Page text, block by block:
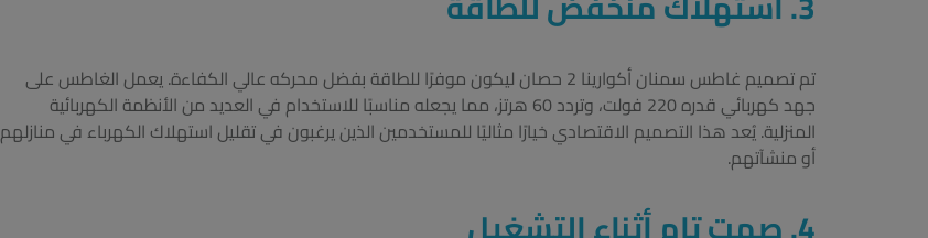
تم تصميم غاطس سمنان أكوارينا 2 حصان ليكون موفرًا للطاقة بفضل محركه عالي الكفاءة. يعمل الغاطس على
جهد كهربائي قدره 220 فولت، وتردد 60 هرتز، مما يجعله مناسبًا للاستخدام في العديد من الأنظمة الكهربائية
المنزلية. يُعد هذا التصميم الاقتصادي خيارًا مثاليًا للمستخدمين الذين يرغبون في تقليل استهلاك الكهرباء في منازلهم
أو منشآتهم.